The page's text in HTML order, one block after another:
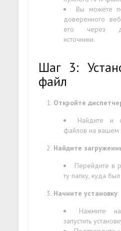
Вы можете
доверенного
его через
источники.
Шаг 3:
файл
Откройте
Найдите и
файлов на вашем
Найдите
Перейдите в
ту папку, куда
Начните установку:
Нажмите
запустить